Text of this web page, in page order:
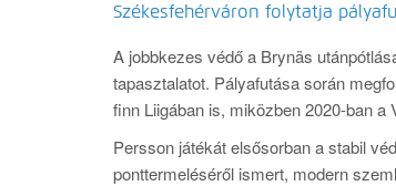
Székesfehérváron folytatja
A jobbkezes védő a Brynäs
tapasztalatot. Pályafutása során
finn Liigában is, miközben 2020-ban
Persson játékát elsősorban a stabil
ponttermeléséről ismert, modern